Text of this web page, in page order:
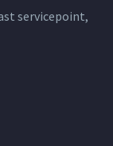
servicepoint,